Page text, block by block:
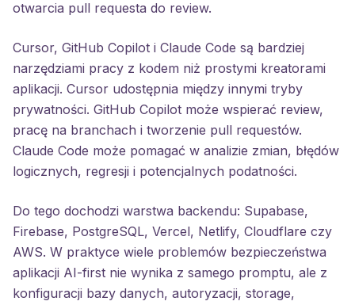
otwarcia pull requesta do review.
Cursor, GitHub Copilot i Claude Code są bardziej
narzędziami pracy z kodem niż prostymi kreatorami
aplikacji. Cursor udostępnia między innymi tryby
prywatności. GitHub Copilot może wspierać review,
pracę na branchach i tworzenie pull requestów.
Claude Code może pomagać w analizie zmian, błędów
logicznych, regresji i potencjalnych podatności.
Do tego dochodzi warstwa backendu: Supabase,
Firebase, PostgreSQL, Vercel, Netlify, Cloudflare czy
AWS. W praktyce wiele problemów bezpieczeństwa
aplikacji AI-first nie wynika z samego promptu, ale z
konfiguracji bazy danych, autoryzacji, storage,